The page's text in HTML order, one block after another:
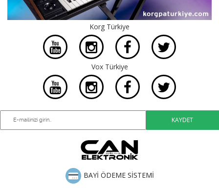
Korg Türkiye
Vox Türkiye
BAYİ ÖDEME SİSTEMİ